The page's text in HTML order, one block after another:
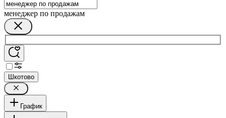
менеджер по продажам
Шкотово
График